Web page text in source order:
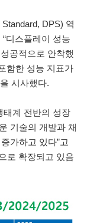
DPS) 역
디스플레이 성능
공적으로 안착했
함한 성능 지표가
시사했다.
태계 전반의 성장
기술의 개발과 채
가하고 있다”고
로 확장되고 있음